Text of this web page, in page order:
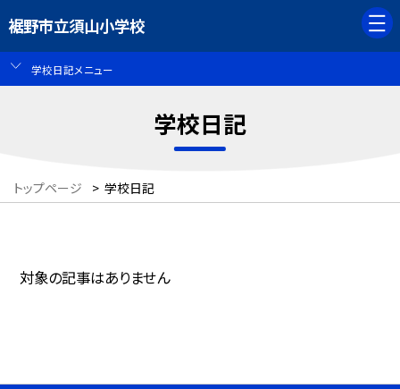
裾野市立須山小学校
学校日記メニュー
学校日記
トップページ > 学校日記
対象の記事はありません